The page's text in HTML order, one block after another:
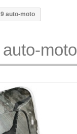
auto-moto
moto